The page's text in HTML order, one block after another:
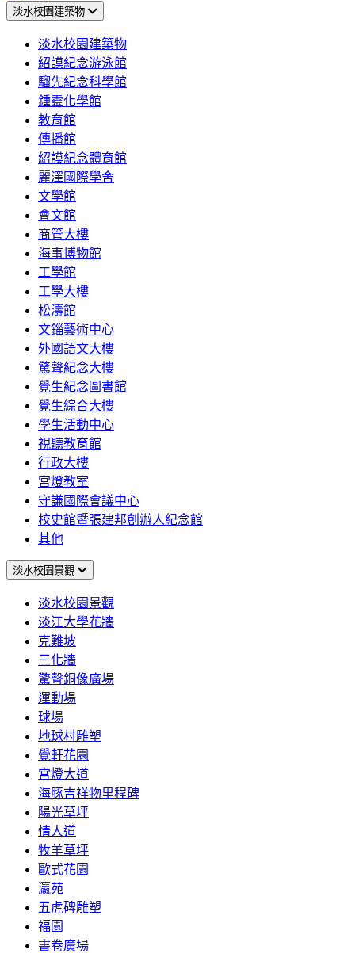
淡水校園建築物
淡水校園建築物
紹謨紀念游泳館
騮先紀念科學館
鍾靈化學館
教育館
傳播館
紹謨紀念體育館
麗澤國際學舍
文學館
會文館
商管大樓
海事博物館
工學館
工學大樓
松濤館
文錙藝術中心
外國語文大樓
驚聲紀念大樓
覺生紀念圖書館
覺生綜合大樓
學生活動中心
視聽教育館
行政大樓
宮燈教室
守謙國際會議中心
校史館暨張建邦創辦人紀念館
其他
淡水校園景觀
淡水校園景觀
淡江大學花牆
克難坡
三化牆
驚聲銅像廣場
運動場
球場
地球村雕塑
覺軒花園
宮燈大道
海豚吉祥物里程碑
陽光草坪
情人道
牧羊草坪
歐式花園
瀛苑
五虎碑雕塑
福園
書卷廣場